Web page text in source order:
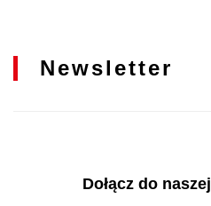
Newsletter
Dołącz do